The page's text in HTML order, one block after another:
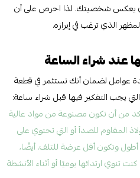
يعكس شخصيتك. لذا احرص على أن
الذي ترغب في إبرازه.
عند شراء الساعة
عوامل لضمان أنك تستثمر في قطعة
يجب التفكير فيها قبل شراء ساعة:
من أن تكون مصنوعة من مواد عالية
المقاوم للصدأ أو التي تحتوي على
وتكون أقل عرضة للتلف. أيضًا،
تنوي ارتدائها يوميًا أو أثناء الأنشطة